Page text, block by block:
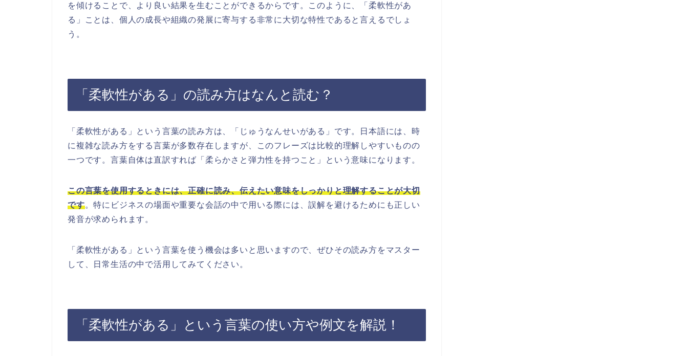
を傾けることで、より良い結果を生むことができるからです。このように、「柔軟性があ
る」ことは、個人の成長や組織の発展に寄与する非常に大切な特性であると言えるでしょ
う。
「柔軟性がある」の読み方はなんと読む？
「柔軟性がある」という言葉の読み方は、「じゅうなんせいがある」です。日本語には、時
に複雑な読み方をする言葉が多数存在しますが、このフレーズは比較的理解しやすいものの
一つです。言葉自体は直訳すれば「柔らかさと弾力性を持つこと」という意味になります。
この言葉を使用するときには、正確に読み、伝えたい意味をしっかりと理解することが大切
です。特にビジネスの場面や重要な会話の中で用いる際には、誤解を避けるためにも正しい
発音が求められます。
「柔軟性がある」という言葉を使う機会は多いと思いますので、ぜひその読み方をマスター
して、日常生活の中で活用してみてください。
「柔軟性がある」という言葉の使い方や例文を解説！